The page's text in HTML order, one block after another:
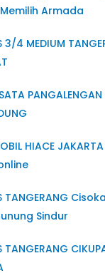
Armada
3/4 MEDIUM
PANGALENGAN
HIACE JAKARTA
TANGERANG Cisoka
Sindur
TANGERANG